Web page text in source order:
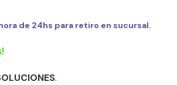
de 24hs para retiro en sucursal.
.